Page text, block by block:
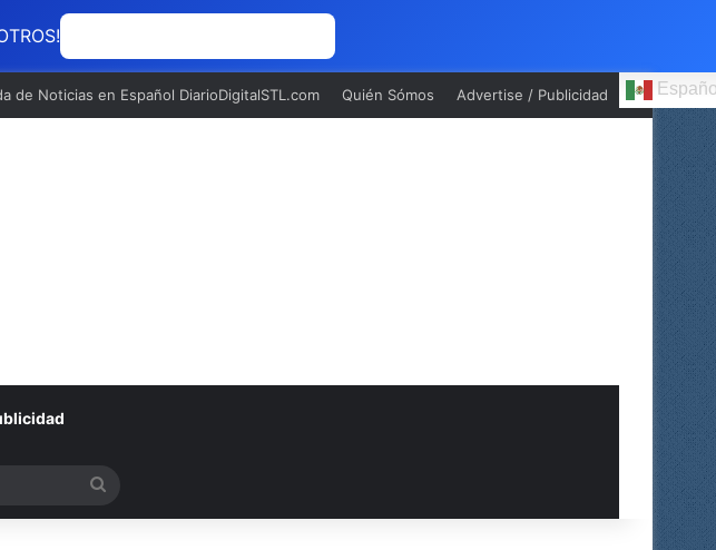
de Noticias en Español DiarioDigitalSTL.com Quién Sómos Advertise / Publicidad